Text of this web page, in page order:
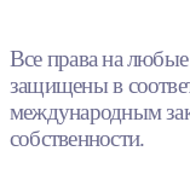
Все права на
защищены в
международным
собственности.